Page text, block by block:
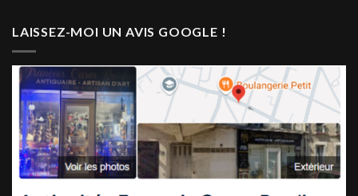
LAISSEZ-MOI UN AVIS GOOGLE !